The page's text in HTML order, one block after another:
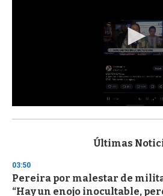
s
d
s
o
Últimas
03:50
Pereira por malestar de
“Hay un enojo inocultable,